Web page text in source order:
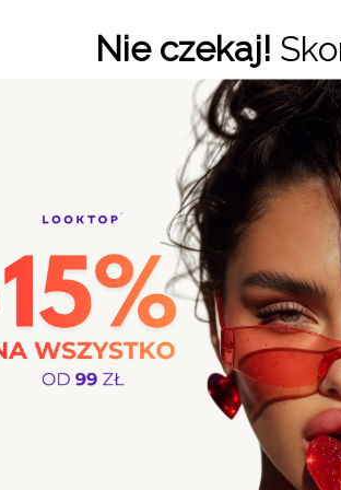
są do stosowania również w
nawet najśmielsze oczekiwania.
takich, które bardziej narażone są na
zatroszczą się o Twoje włosy i
się w walce o piękne i zdrowe włosy.
szczególności jeśli jesteś miłośniczką
i nadadzą im nieskazitelnego
jest rekonstrukcja włosów. W
zniszczeniom. Tutaj właśnie wkracza
W efekcie zastosowania produktów
Nie czekaj!